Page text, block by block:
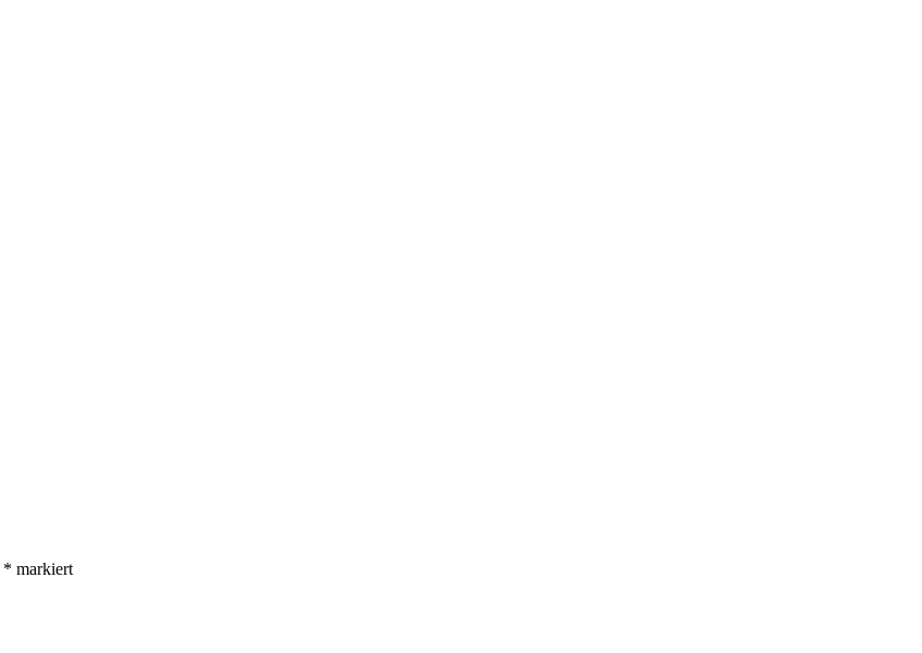
* markiert